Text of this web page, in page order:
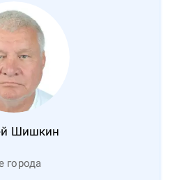
Шишкин
города